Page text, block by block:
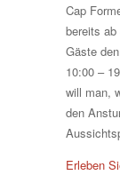
Cap
bereits
Gäste
10:00 –
will man,
den
Erleben